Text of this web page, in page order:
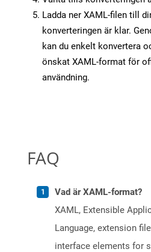
Ladda ner XAML-filen till
konverteringen är klar.
kan du enkelt konvertera
önskat XAML-format för
användning.
FAQ
Vad är XAML-format?
XAML, Extensible
Language, extension
interface elements for